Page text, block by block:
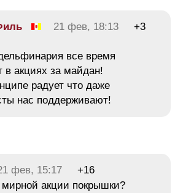
21 фев, 18:13 +3
все время
в акциях за майдан!
радует что даже
нас поддерживают!
фев, 15:17
+16
акции покрышки?